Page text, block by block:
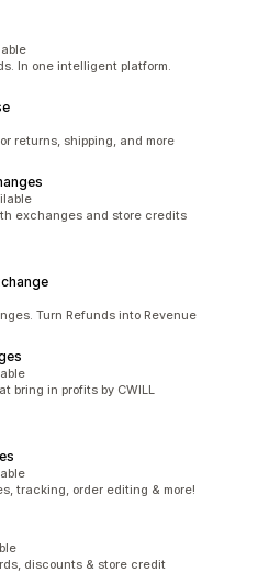
In one intelligent platform.
returns, shipping, and more
exchanges and store credits
Turn Refunds into Revenue
bring in profits by CWILL
tracking, order editing & more!
discounts & store credit